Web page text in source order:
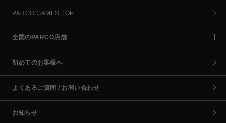
PARCO GAMES TOP
全国のPARCO店舗
初めてのお客様へ
よくあるご質問 / お問い合わせ
お知らせ